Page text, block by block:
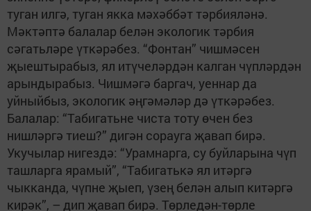
туган илгә, туган якка мәхәббәт тәрбияләнә.
Мәктәптә балалар белән экологик тәрбия
сәгатьләре үткәрәбез. “Фонтан” чишмәсен
җыештырабыз, ял итүчеләрдән калган чүпләрдән
арындырабыз. Чишмәгә баргач, уеннар да
уйныйбыз, экологик әңгәмәләр дә үткәрәбез.
Балалар: “Табигатьне чиста тоту өчен без
нишләргә тиеш?” дигән сорауга җавап бирә.
Укучылар нигездә: “Урамнарга, су буйларына чүп
ташларга ярамый”, “Табигатькә ял итәргә
чыкканда, чүпне җыеп, үзең белән алып китәргә
кирәк”, – дип җавап бирә. Төрледән-төрле